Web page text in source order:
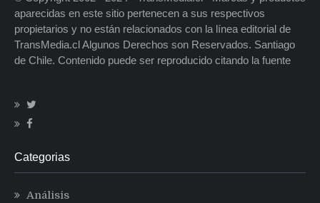
aparecidas en este sitio pertenecen a sus respectivos
propietarios y no están relacionados con la línea editorial de
TransMedia.cl Algunos Derechos son Reservados. Santiago
de Chile. Contenido puede ser reproducido citando la fuente
Categorias
Análisis